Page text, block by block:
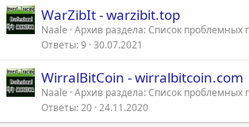
WarZibIt - warzibit.top
Naale Архив раздела: Список проблемных
Ответы 9 30.07.2021
WirralBitCoin - wirralbitcoin.com
Naale Архив раздела: Список проблемных
Ответы 20 24.11.2020